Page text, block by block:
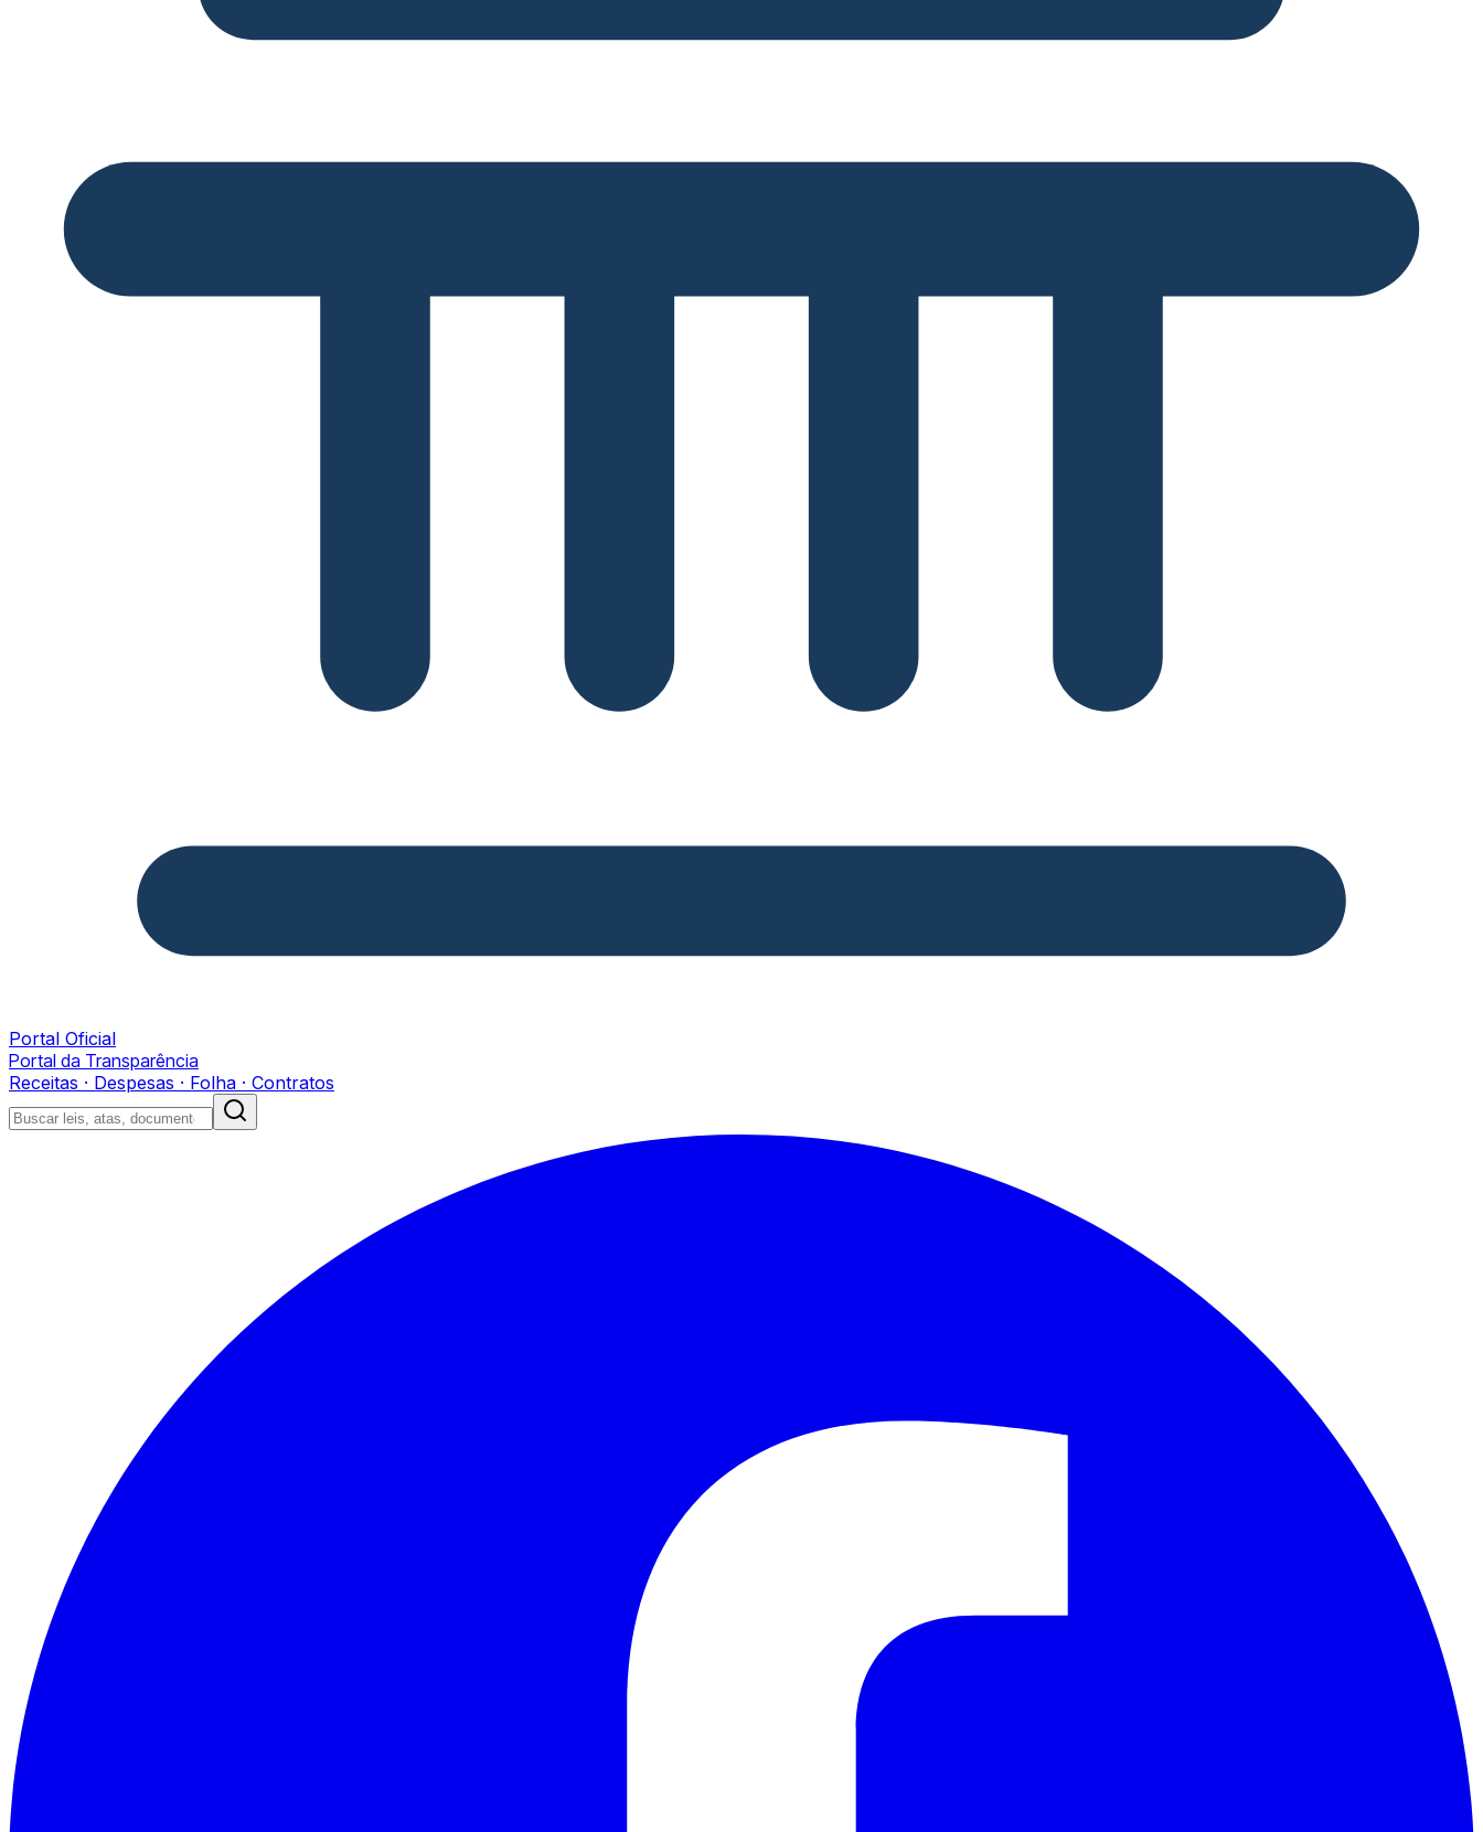
Portal Oficial
Portal da Transparência
Receitas · Despesas · Folha · Contratos